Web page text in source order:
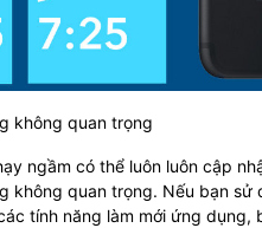
không quan trọng
ngầm có thể luôn luôn cập
không quan trọng. Nếu bạn
tính năng làm mới ứng dụng,